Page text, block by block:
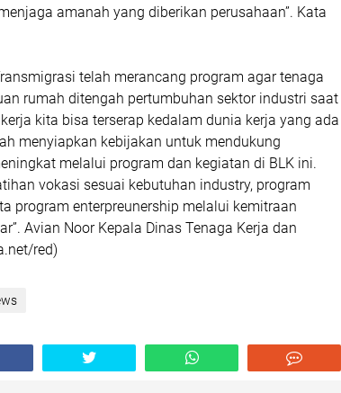
amanah yang diberikan perusahaan”. Kata
telah merancang program agar tenaga
rumah ditengah pertumbuhan sektor industri saat
kita bisa terserap kedalam dunia kerja yang ada
menyiapkan kebijakan untuk mendukung
melalui program dan kegiatan di BLK ini.
vokasi sesuai kebutuhan industry, program
program enterpreunership melalui kemitraan
Avian Noor Kepala Dinas Tenaga Kerja dan
red)